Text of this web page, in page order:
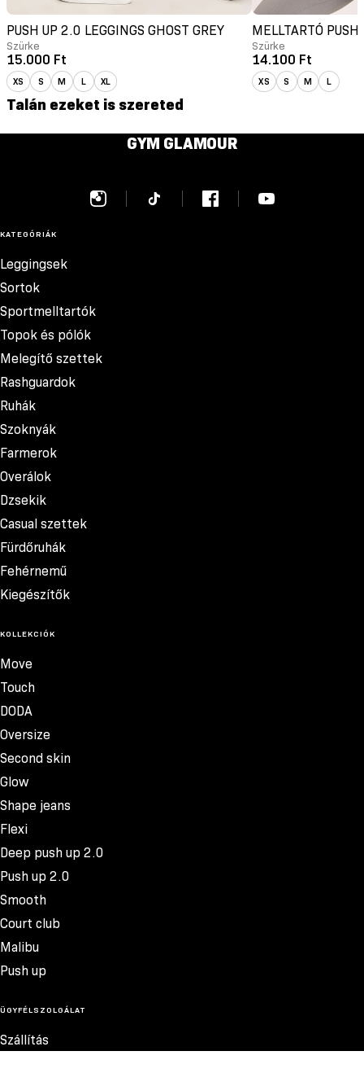
PUSH UP 2.0 LEGGINGS GHOST GREY
Szürke
15.000 Ft
XS S M L XL
MELLTARTÓ
Szürke
14.100 Ft
XS S M L
Talán ezeket is szereted
GYM GLAMOUR
KATEGÓRIÁK
Leggingsek
Sortok
Sportmelltartók
Topok és pólók
Melegítő szettek
Rashguardok
Ruhák
Szoknyák
Farmerok
Overálok
Dzsekik
Casual szettek
Fürdőruhák
Fehérnemű
Kiegészítők
KOLLEKCIÓK
Move
Touch
DODA
Oversize
Second skin
Glow
Shape jeans
Flexi
Deep push up 2.0
Push up 2.0
Smooth
Court club
Malibu
Push up
ÜGYFÉLSZOLGÁLAT
Szállítás